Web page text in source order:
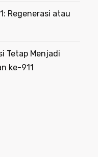
Regenerasi atau
Tetap Menjadi
ke-911